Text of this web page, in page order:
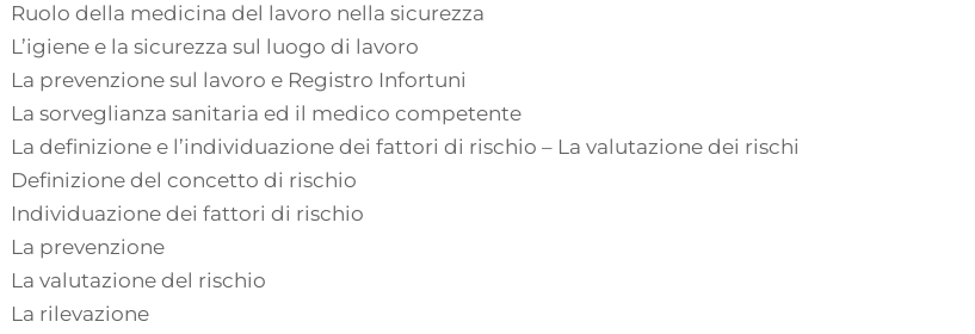
Ruolo della medicina del lavoro nella sicurezza
L’igiene e la sicurezza sul luogo di lavoro
La prevenzione sul lavoro e Registro Infortuni
La sorveglianza sanitaria ed il medico competente
La definizione e l’individuazione dei fattori di rischio – La valutazione dei rischi
Definizione del concetto di rischio
Individuazione dei fattori di rischio
La prevenzione
La valutazione del rischio
La rilevazione